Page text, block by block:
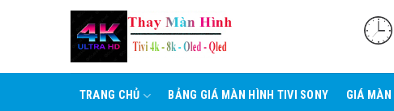
TRANG CHỦ BẢNG GIÁ MÀN HÌNH TIVI SONY GIÁ